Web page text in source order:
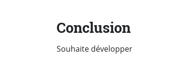
Conclusion
Souhaite développer